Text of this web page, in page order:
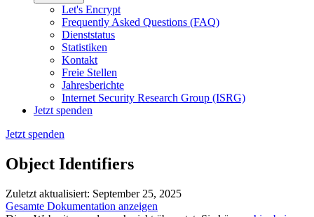
Let's Encrypt
Frequently Asked Questions (FAQ)
Dienststatus
Statistiken
Kontakt
Freie Stellen
Jahresberichte
Internet Security Research Group (ISRG)
Jetzt spenden
Jetzt spenden
Object Identifiers
Zuletzt aktualisiert: September 25, 2025
Gesamte Dokumentation anzeigen